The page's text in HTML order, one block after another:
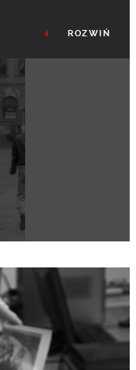
4 CZERWCA
ROZWIŃ